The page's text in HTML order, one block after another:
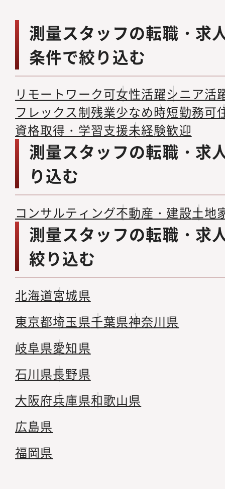
測量スタッフの転職・求
条件で絞り込む
リモートワーク可女性活躍シニア活
フレックス制残業少なめ時短勤務可
資格取得・学習支援未経験歓迎
測量スタッフの転職・求
り込む
コンサルティング不動産・建設土地
測量スタッフの転職・求
絞り込む
北海道宮城県
東京都埼玉県千葉県神奈川県
岐阜県愛知県
石川県長野県
大阪府兵庫県和歌山県
広島県
福岡県